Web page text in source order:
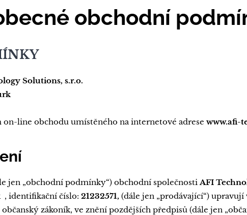
obchodní
Solutions, s.r.o.
line obchodu umístěného na internetové adrese www.afi-
jen „obchodní podmínky“) obchodní společnostiAFI
, identifikační číslo: 21232571, (dále jen „prodávající“)
občanský zákoník, ve znění pozdějších předpisů (dále jen